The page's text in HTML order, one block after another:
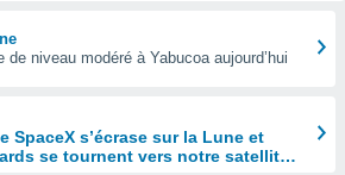
de niveau modéré à Yabucoa aujourd’hui
SpaceX s’écrase sur la Lune et
se tournent vers notre satellite à